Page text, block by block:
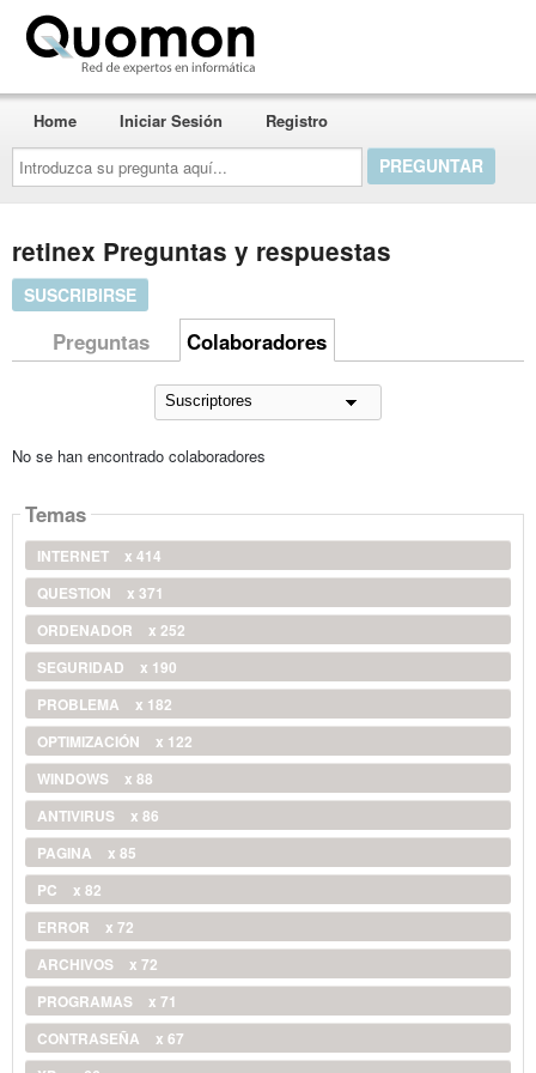
Introduzca
su
pregunta
aquí...
Home Iniciar Sesión Registro
retinex Preguntas y respuestas
SUSCRIBIRSE
Preguntas Colaboradores
No se han encontrado colaboradores
Temas
INTERNET
x 414
QUESTION
x 371
ORDENADOR
x 252
SEGURIDAD
x 190
PROBLEMA
x 182
OPTIMIZACIÓN
x 122
WINDOWS
x 88
ANTIVIRUS
x 86
PAGINA
x 85
PC
x 82
ERROR
x 72
ARCHIVOS
x 72
PROGRAMAS
x 71
CONTRASEÑA
x 67